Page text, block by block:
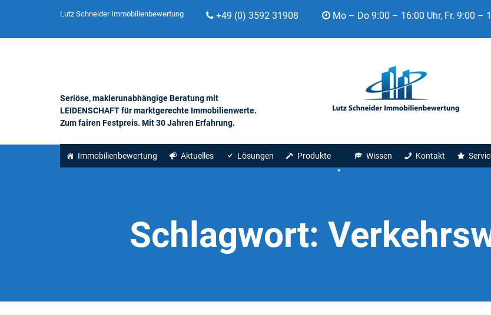
Lutz Schneider Immobilienbewertung +49 (0) 3592 31908 Mo – Do 9:00 – 16:00 Uhr, Fr. 9:00 –
Seriöse, maklerunabhängige Beratung mit
LEIDENSCHAFT für marktgerechte Immobilienwerte.
Zum fairen Festpreis. Mit 30 Jahren Erfahrung.
Immobilienbewertung Aktuelles Lösungen Produkte Wissen Kontakt
Schlagwort: